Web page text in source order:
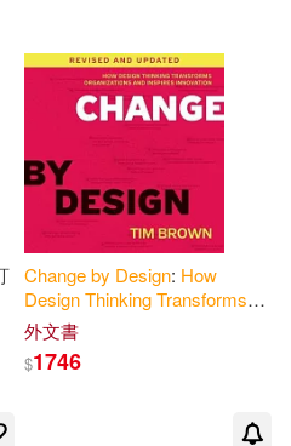
版公司(2)
Changeby Design: How
DesignThinkingTransforms
Organizations
Innovation
外文書
$1746